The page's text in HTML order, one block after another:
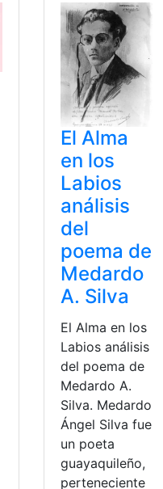
El Alma
en los
Labios
análisis
del
poema de
Medardo
A. Silva
El Alma en los
Labios análisis
del poema de
Medardo A.
Silva. Medardo
Ángel Silva fue
un poeta
guayaquileño,
perteneciente